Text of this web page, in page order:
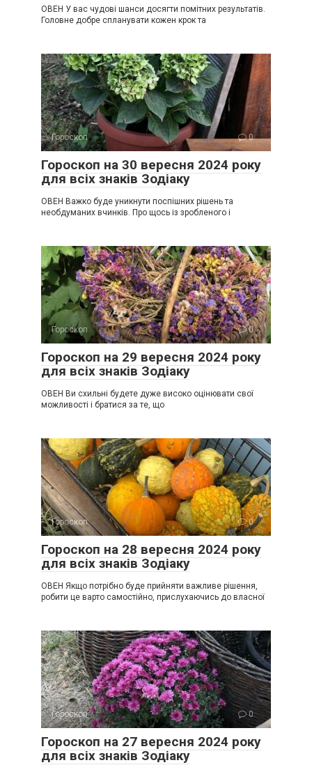
ОВЕН У вас чудові шанси досягти помітних результатів.
Головне добре спланувати кожен крок та
Гороскоп 0
Гороскоп на 30 вересня 2024 року
для всіх знаків Зодіаку
ОВЕН Важко буде уникнути поспішних рішень та
необдуманих вчинків. Про щось із зробленого і
Гороскоп 0
Гороскоп на 29 вересня 2024 року
для всіх знаків Зодіаку
ОВЕН Ви схильні будете дуже високо оцінювати свої
можливості і братися за те, що
Гороскоп 0
Гороскоп на 28 вересня 2024 року
для всіх знаків Зодіаку
ОВЕН Якщо потрібно буде прийняти важливе рішення,
робити це варто самостійно, прислухаючись до власної
Гороскоп 0
Гороскоп на 27 вересня 2024 року
для всіх знаків Зодіаку